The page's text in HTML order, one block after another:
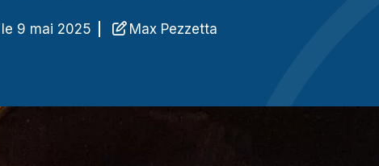
le 9 mai 2025 Max Pezzetta